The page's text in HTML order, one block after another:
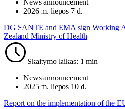
News announcement
2026 m. liepos 7 d.
DG SANTE and EMA sign Working
Zealand Ministry of Health
Skaitymo laikas: 1 min
News announcement
2025 m. liepos 10 d.
Report on the implementation of the